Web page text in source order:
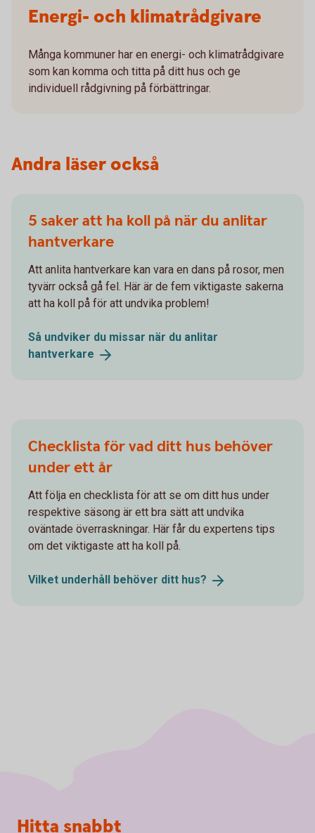
Energi- och klimatrådgivare
Många kommuner har en energi- och klimatrådgivare
som kan komma och titta på ditt hus och ge
individuell rådgivning på förbättringar.
Andra läser också
5 saker att ha koll på när du anlitar
hantverkare
Att anlita hantverkare kan vara en dans på rosor, men
tyvärr också gå fel. Här är de fem viktigaste sakerna
att ha koll på för att undvika problem!
Så undviker du missar när du anlitar
hantverkare
Checklista för vad ditt hus behöver
under ett år
Att följa en checklista för att se om ditt hus under
respektive säsong är ett bra sätt att undvika
oväntade överraskningar. Här får du expertens tips
om det viktigaste att ha koll på.
Vilket underhåll behöver ditt hus?
Sidfot
Hitta snabbt